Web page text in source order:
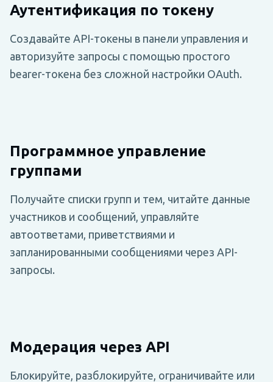
Аутентификация по токену
Создавайте API-токены в панели управления и
авторизуйте запросы с помощью простого
bearer-токена без сложной настройки OAuth.
Программное управление
группами
Получайте списки групп и тем, читайте данные
участников и сообщений, управляйте
автоответами, приветствиями и
запланированными сообщениями через API-
запросы.
Модерация через API
Блокируйте, разблокируйте, ограничивайте или